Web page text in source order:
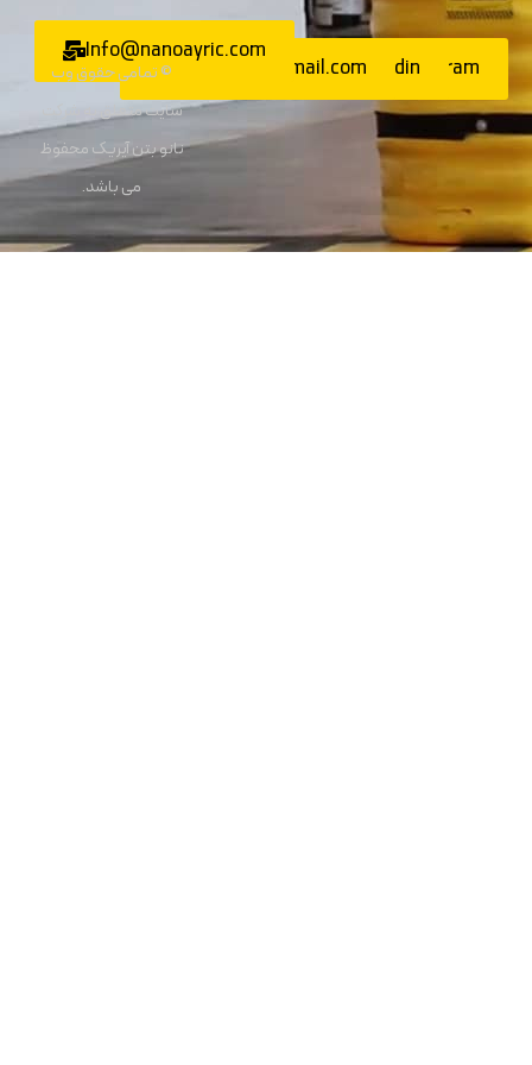
Linkedin
Nanoayric@gmail.com
Info@nanoayric.com
© تمامی حقوق وب
سایت متعلق به شرکت
نانو بتن آیریک محفوظ